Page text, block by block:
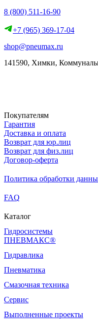
8 (800) 511-16-90
+7 (965) 369-17-04
shop@pneumax.ru
141590, Химки,
Покупателям
Гарантия
Доставка и оплата
Возврат для юр.лиц
Возврат для физ.лиц
Договор-оферта
Политика обработки
FAQ
Каталог
Гидросистемы
ПНЕВМАКС®
Гидравлика
Пневматика
Смазочная техника
Сервис
Выполненные проекты